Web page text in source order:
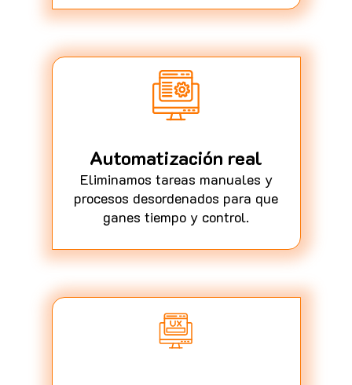
Automatización real
Eliminamos tareas manuales y
procesos desordenados para que
ganes tiempo y control.